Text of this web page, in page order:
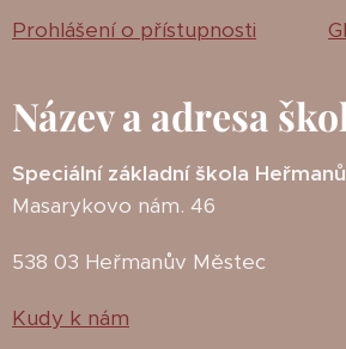
Prohlášení o přístupnosti
Název a adresa
Speciální základní škola
Masarykovo nám. 46
538 03 Heřmanův Městec
Kudy k nám